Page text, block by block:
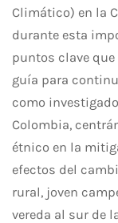
Climático) en la
durante esta
puntos clave
guía para
como
Colombia,
étnico en la
efectos del
rural, joven
vereda al sur de